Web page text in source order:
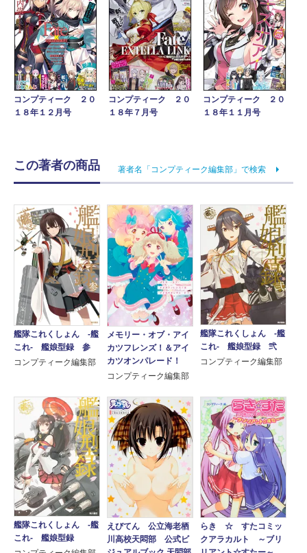
コンプティーク ２０
１８年１２月号
コンプティーク ２０
１８年７月号
コンプティーク ２０
１８年１１月号
この著者の商品 著者名「コンプティーク編集部」で検索
艦隊これくしょん -艦
これ- 艦娘型録 参
コンプティーク編集部
メモリー・オブ・アイ
カツフレンズ！＆アイ
カツオンパレード！
コンプティーク編集部
艦隊これくしょん -艦
これ- 艦娘型録 弐
コンプティーク編集部
艦隊これくしょん ‐艦
これ‐ 艦娘型録
えびてん 公立海老栖
川高校天悶部 公式ビ
らき ☆ すたコミッ
クアラカルト ～ブリ